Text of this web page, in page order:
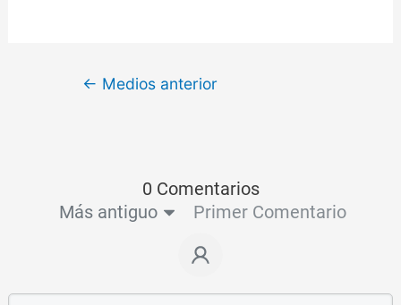
← Medios anterior
0 Comentarios
Más antiguo
Primer Comentario